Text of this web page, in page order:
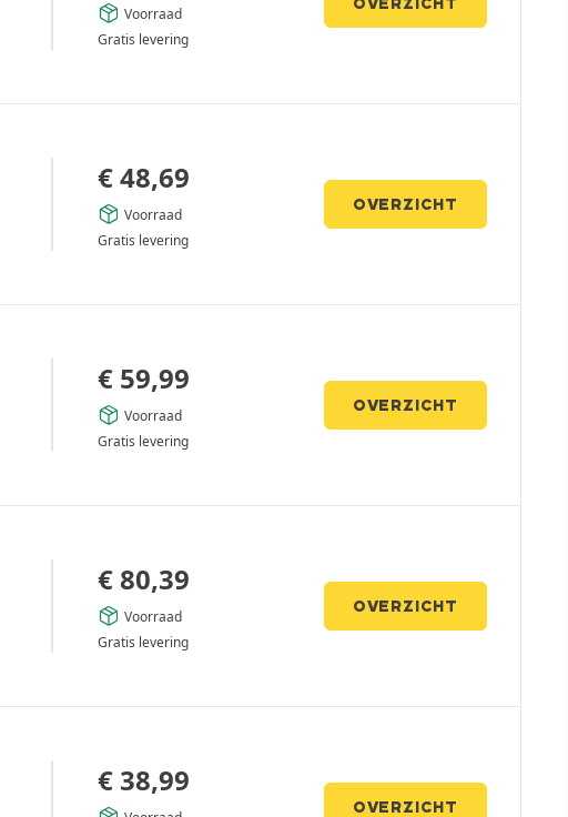
Voorraad
Gratis levering
€48,69
Voorraad
Gratis levering
OVERZICHT
€ 59,99
Voorraad
Gratis levering
OVERZICHT
€ 80,39
Voorraad
Gratis levering
OVERZICHT
€ 38,99
OVERZICHT